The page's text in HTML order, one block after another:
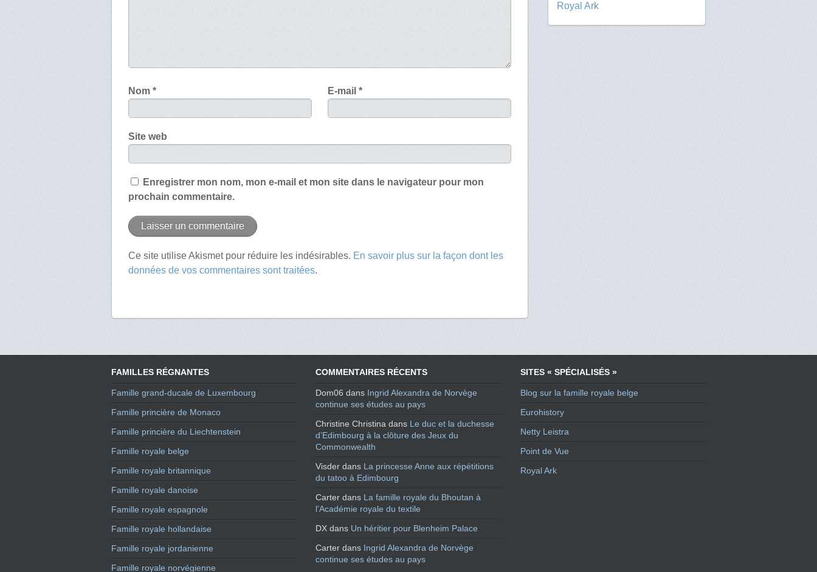
Nom* E-mail *
Site web
Enregistrer mon nom, mon e-mail et mon site dans le navigateur pour mon
prochain commentaire.
Ce site utilise Akismet pour réduire les indésirables. En savoir plus sur la façon dont les
données de vos commentaires sont traitées.
Royal Ark
FAMILLES RÉGNANTES
Famille grand-ducale de Luxembourg
Famille princière de Monaco
Famille princière du Liechtenstein
Famille royale belge
Famille royale britannique
Famille royale danoise
Famille royale espagnole
Famille royale hollandaise
Famille royale jordanienne
Famille royale norvégienne
COMMENTAIRES RÉCENTS
Dom06 dans Ingrid Alexandra de Norvège
continue ses études au pays
Christine Christina dans Le duc et la duchesse
d’Edimbourg à la clôture des Jeux du
Commonwealth
Visder dans La princesse Anne aux répétitions
du tatoo à Edimbourg
Carter dans La famille royale du Bhoutan à
l’Académie royale du textile
DX dans Un héritier pour Blenheim Palace
Carter dans Ingrid Alexandra de Norvège
continue ses études au pays
SITES « SPÉCIALISÉS »
Blog sur la famille royale belge
Eurohistory
Netty Leistra
Point de Vue
Royal Ark